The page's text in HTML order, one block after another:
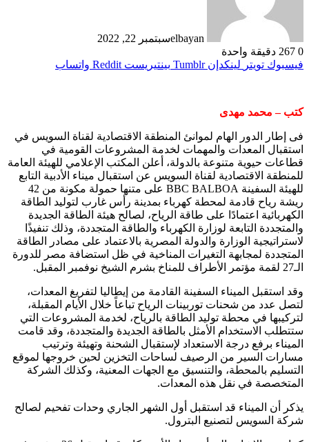
elbayanسبتمبر 22, 2022
0
دقيقة واحدة
فيسبوك تويتر لينكدإن بينتيريست واتساب
كتب – محمد مهدى
فى إطار الدور الهام لموانئ المنطقة الاقتصادية لقناة السويس في
استقبال المعدات والمهمات لخدمة المشروعات القومية في
قطاعات حيوية متنوعة بالدولة، أعلن المكتب الإعلامي للهيئة العامة
للمنطقة الاقتصادية لقناة السويس عن استقبال ميناء الأدبية التابع
للهيئة السفينة BBC BALBOA على متنها حمولة مكونة من 42
ريشة رياح قادمة لمحطة كهرباء بمدينة رأس غارب لتوليد الطاقة
الكهربائية اعتمادًا على طاقة الرياح، لصالح هيئة الطاقة الجديدة
والمتجددة التابعة لوزارة الكهرباء والطاقة المتجددة، وذلك تنفيذًا
لاستراتيجية الوزارة والدولة المصرية بالاعتماد على مصادر الطاقة
المتجددة لمجابهة التغيرات المناخية في ظل استضافة مصر للدورة
الـ27 لقمة مؤتمر الأطراف للمناخ بشرم الشيخ نوفمبر المقبل.
وقد استقبل الميناء السفينة القادمة من إيطاليا لتفريغ المعدات،
لتصل عدد من شحنات توربينات الرياح تباعاً خلال الأيام المقبلة،
لتركيبها في محطة توليد الطاقة بالرياح، لخدمة المشروعات التي
ستتطلب الاستخدام الأمثل بالطاقة الجديدة والمتجددة، وقد قامت
الميناء برفع درجة الاستعداد لإستقبال الشحنة وتهيئة وترتيب
مسارات السير من الرصيف لساحات التخزين لحين خروجها لموقع
التسليم بالمحطة، والتنسيق مع الجهات المعنية، وكذلك الشركة
المتخصصة في نقل هذه المعدات.
يذكر أن الميناء قد استقبل أول الشهر الجاري وحدات تفحيم لصالح
شركة السويس لتصنيع البترول.